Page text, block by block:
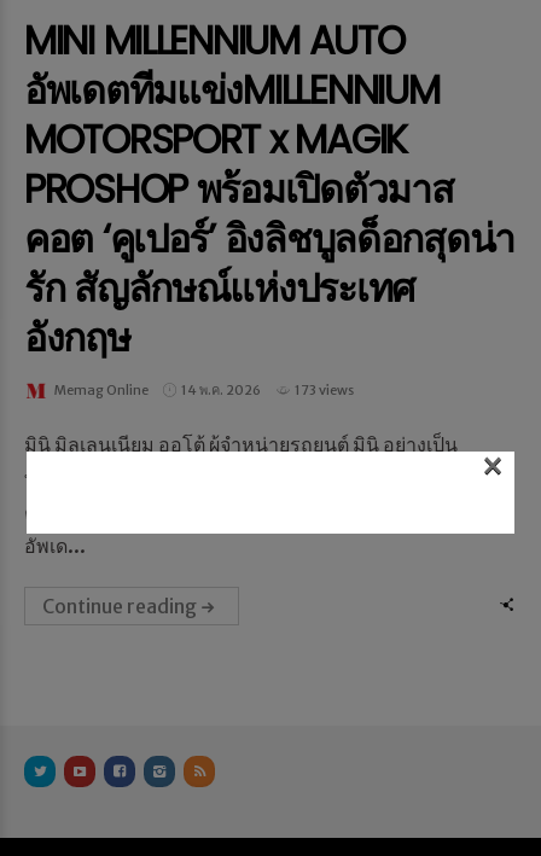
MINI MILLENNIUM AUTO
อัพเดตทีมแข่งMILLENNIUM
MOTORSPORT x MAGIK
PROSHOP พร้อมเปิดตัวมาส
คอต ‘คูเปอร์’ อิงลิชบูลด็อกสุดน่า
รัก สัญลักษณ์แห่งประเทศ
อังกฤษ
Memag Online 14 พ.ค. 2026 173 views
มินิ มิลเลนเนียม ออโต้ ผู้จำหน่ายรถยนต์ มินิ อย่างเป็น
ทางการในประเทศไทย ภายใต้บริษัท มิลเลนเนียม กรุ๊ป
คอร์ปอเรชั่น (เอเชีย) จำกัด (มหาชน) หรือ MGC-ASIA
อัพเด...
Continue reading
×